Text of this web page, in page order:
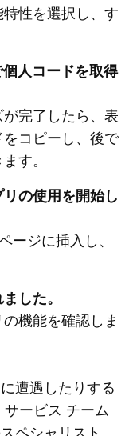
性を選択し、す
人コードを取得
完了したら、表
コピーし、後で
す。
の使用を開始し
ージに挿入し、
した。
機能を確認しま
遭遇したりする
ービス チーム
ペシャリスト